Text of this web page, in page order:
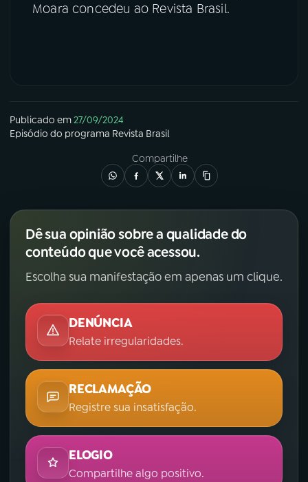
Moara concedeu ao Revista Brasil.
Publicado em27/09/2024
Episódio do programa Revista Brasil
Compartilhe
Dê sua opinião sobre a qualidade do
conteúdo que você acessou.
Escolha sua manifestação em apenas um clique.
DENÚNCIA
Relate irregularidades.
RECLAMAÇÃO
Registre sua insatisfação.
ELOGIO
Compartilhe algo positivo.